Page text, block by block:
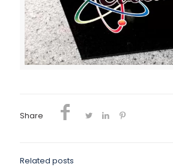
Share
Related posts